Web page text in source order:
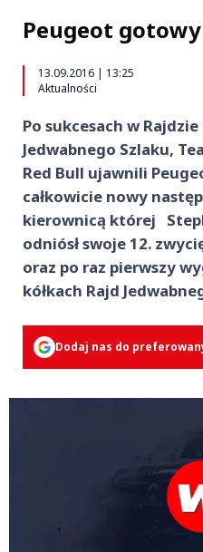
Peugeot
13.09.2016 | 13:25
Aktualności
Po sukcesach w
Jedwabnego Szlaku,
Red Bull ujawnili
całkowicie nowy
kierownicą której
odniósł swoje 12.
oraz po raz pierwszy
kółkach Rajd
Dodaj nas do